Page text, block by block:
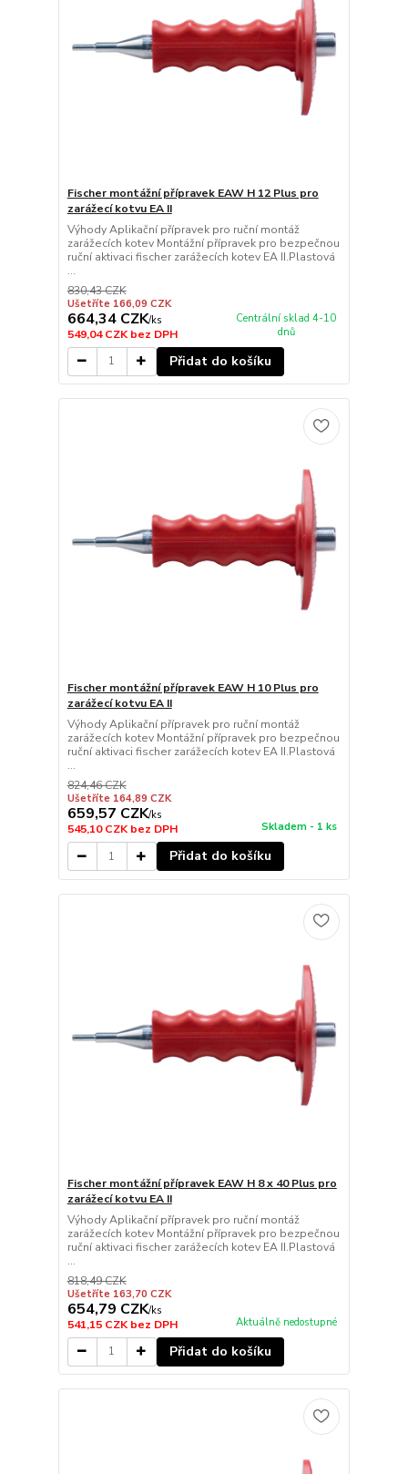
Fischer montážní přípravek EAW H 12 Plus pro
zarážecí kotvu EA II
Výhody Aplikační přípravek pro ruční montáž
zarážecích kotev Montážní přípravek pro bezpečnou
ruční aktivaci fischer zarážecích kotev EA II.Plastová
...
830,43 CZK
Ušetříte 166,09 CZK
664,34 CZK/ks
549,04 CZKbez DPH
Centrální sklad 4-10
dnů
Přidat do košíku
Fischer montážní přípravek EAW H 10 Plus pro
zarážecí kotvu EA II
Výhody Aplikační přípravek pro ruční montáž
zarážecích kotev Montážní přípravek pro bezpečnou
ruční aktivaci fischer zarážecích kotev EA II.Plastová
...
824,46 CZK
Ušetříte 164,89 CZK
659,57 CZK/ks
545,10 CZKbez DPH Skladem - 1 ks
Přidat do košíku
Fischer montážní přípravek EAW H 8 x 40 Plus pro
zarážecí kotvu EA II
Výhody Aplikační přípravek pro ruční montáž
zarážecích kotev Montážní přípravek pro bezpečnou
ruční aktivaci fischer zarážecích kotev EA II.Plastová
...
818,49 CZK
Ušetříte 163,70 CZK
654,79 CZK/ks
541,15 CZKbez DPH Aktuálně nedostupné
Přidat do košíku